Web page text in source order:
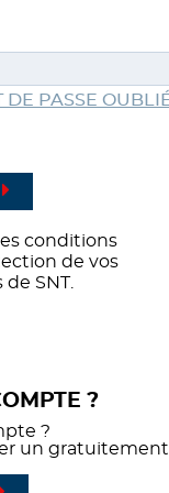
DE PASSE
conditions
de vos
SNT.
?
?
un